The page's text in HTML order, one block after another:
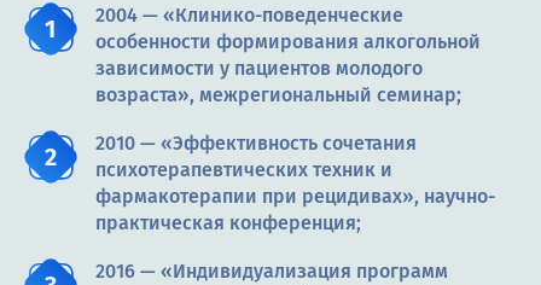
2004 — «Клинико-поведенческие
особенности формирования алкогольной
зависимости у пациентов молодого
возраста», межрегиональный семинар;
2010 — «Эффективность сочетания
психотерапевтических техник и
фармакотерапии при рецидивах», научно-
практическая конференция;
2016 — «Индивидуализация программ